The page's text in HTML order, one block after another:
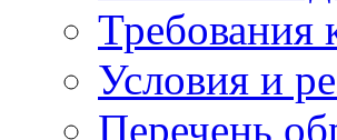
Требования
Условия и
Перечень